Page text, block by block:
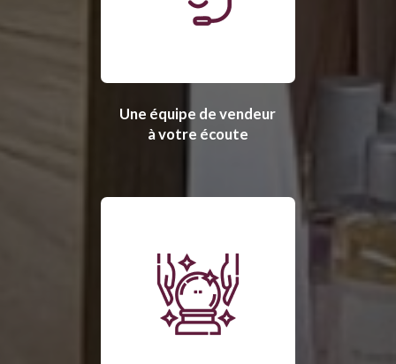
Une équipe de vendeur
à votre écoute